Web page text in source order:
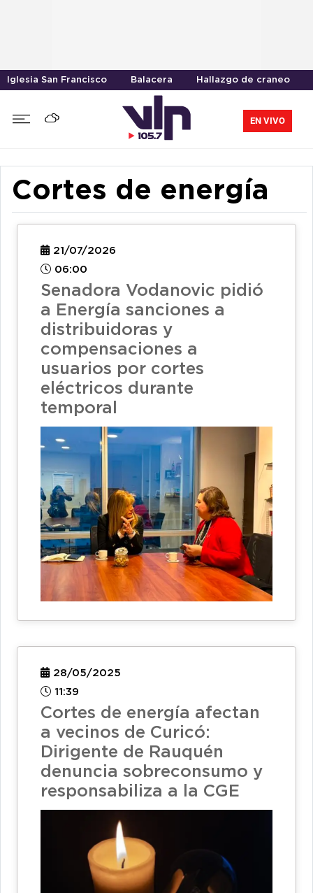
Iglesia San Francisco Balacera Hallazgo de craneo
EN VIVO
Cortes de energía
21/07/2026
06:00
Senadora Vodanovic pidió
a Energía sanciones a
distribuidoras y
compensaciones a
usuarios por cortes
eléctricos durante
temporal
28/05/2025
11:39
Cortes de energía afectan
a vecinos de Curicó:
Dirigente de Rauquén
denuncia sobreconsumo y
responsabiliza a la CGE